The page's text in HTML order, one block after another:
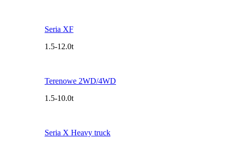
Seria XF
1.5-12.0t
Terenowe 2WD/4WD
1.5-10.0t
Seria X Heavy truck